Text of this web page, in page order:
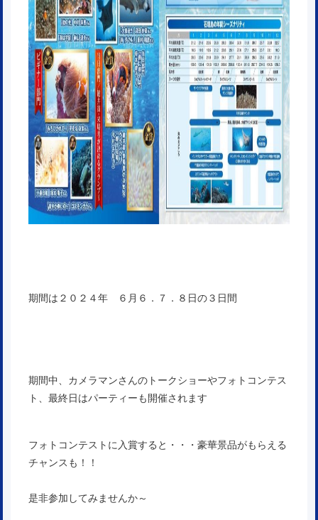
期間は２０２４年 ６月６．７．８日の３日間
期間中、カメラマンさんのトークショーやフォトコンテス
ト、最終日はパーティーも開催されます
フォトコンテストに入賞すると・・・豪華景品がもらえる
チャンスも！！
是非参加してみませんか～